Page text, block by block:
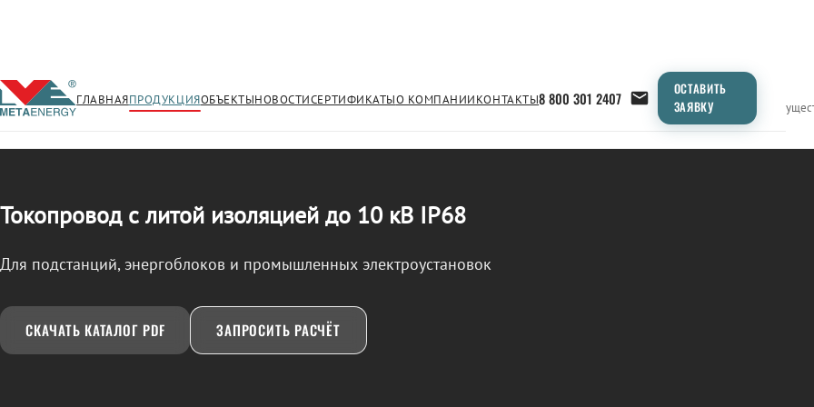
ГЛАВНАЯПРОДУКЦИЯОБЪЕКТЫНОВОСТИСЕРТИФИКАТЫО КОМПАНИИКОНТАКТЫ8 800 301 2407
ОСТАВИТЬ
ЗАЯВКУ
← Продукция/ТОКОПРОВОД Применение Продукция ТипоразмерыСравнение
Токопровод с литой изоляцией до 10 кВ IP68
Для подстанций, энергоблоков и промышленных электроустановок
СКАЧАТЬ КАТАЛОГ PDF ЗАПРОСИТЬ РАСЧЁТ